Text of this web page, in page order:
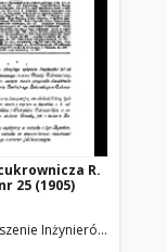
Rolnego i
R.
25 (1905)
Inżynierów i